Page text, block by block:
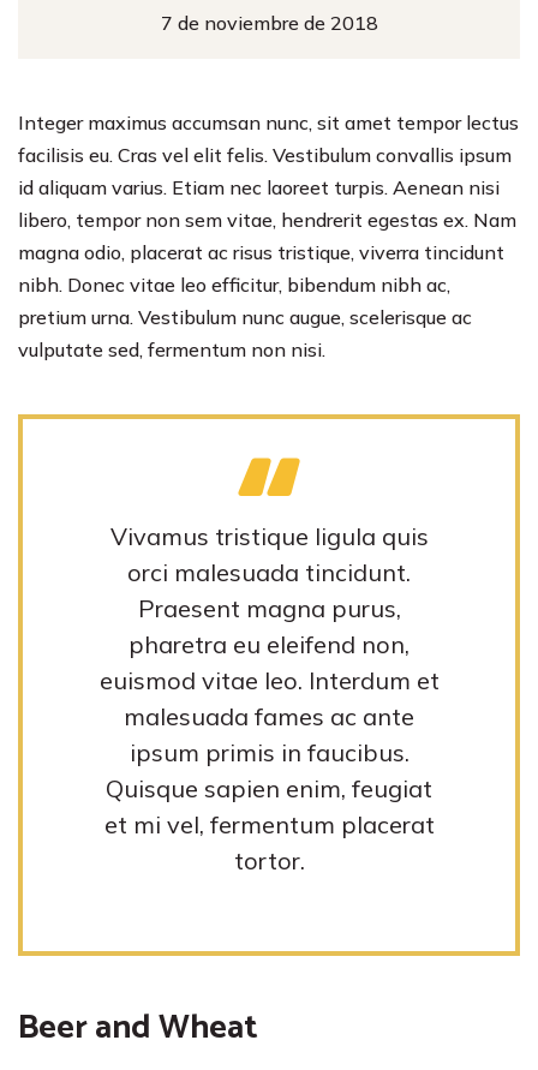
7 de noviembre de 2018
Integer maximus accumsan nunc, sit amet tempor lectus
facilisis eu. Cras vel elit felis. Vestibulum convallis ipsum
id aliquam varius. Etiam nec laoreet turpis. Aenean nisi
libero, tempor non sem vitae, hendrerit egestas ex. Nam
magna odio, placerat ac risus tristique, viverra tincidunt
nibh. Donec vitae leo efficitur, bibendum nibh ac,
pretium urna. Vestibulum nunc augue, scelerisque ac
vulputate sed, fermentum non nisi.
Vivamus tristique ligula quis
orci malesuada tincidunt.
Praesent magna purus,
pharetra eu eleifend non,
euismod vitae leo. Interdum et
malesuada fames ac ante
ipsum primis in faucibus.
Quisque sapien enim, feugiat
et mi vel, fermentum placerat
tortor.
Beer and Wheat